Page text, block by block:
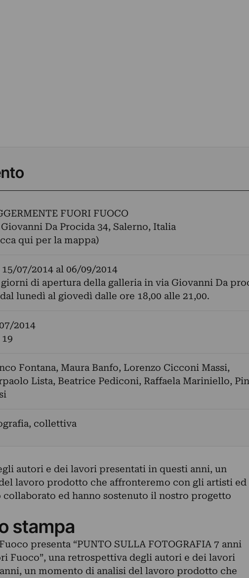
FUORI FUOCO
Da Procida 34, Salerno, Italia
qui per la mappa)
15/07/2014al 06/09/2014
di apertura della galleria in via Giovanni Da
lunedì al giovedì dalle ore 18,00 alle 21,00.
2014
Fontana, Maura Banfo, Lorenzo Cicconi Massi,
Lista, Beatrice Pediconi, Raffaela Mariniello,
collettiva
autori e dei lavori presentati in questi anni, un
lavoro prodotto che affronteremo con gli artisti ed
ed hanno sostenuto il nostro progetto
stampa
presenta “PUNTO SULLA FOTOGRAFIA 7 anni
Fuoco”, una retrospettiva degli autori e dei lavori
un momento di analisi del lavoro prodotto che